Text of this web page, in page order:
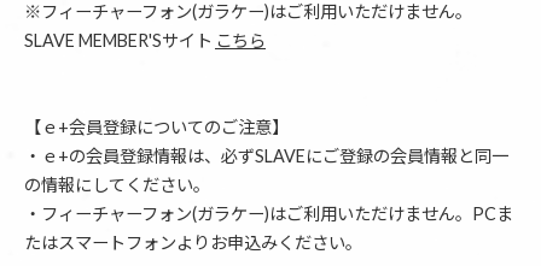
※フィーチャーフォン(ガラケー)はご利用いただけません。
SLAVE MEMBER'Sサイト こちら
【ｅ+会員登録についてのご注意】
・ｅ+の会員登録情報は、必ずSLAVEにご登録の会員情報と同一
の情報にしてください。
・フィーチャーフォン(ガラケー)はご利用いただけません。PCま
たはスマートフォンよりお申込みください。